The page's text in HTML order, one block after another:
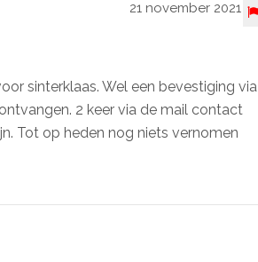
21 november 2021
sinterklaas. Wel een bevestiging via
2 keer via de mail contact
Tot op heden nog niets vernomen